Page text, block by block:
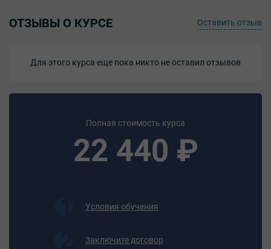
- производить регулировку систем и рабочего
- запускать трубоукладчик мощностью до 100 кВт при
- выполнять пробный запуск трубоукладчика
неисправности машины;
- соблюдать строительные нормы и правила;
процессом производства работ;
ОТЗЫВЫ О КУРСЕ Оставить отзыв
Для этого курса еще пока никто не оставил отзывов
Полная стоимость курса
22 440 ₽
Условия обучения
Заключите договор